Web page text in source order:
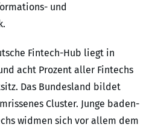
und
Fintech-Hub liegt in
acht Prozent aller Fintechs
Das Bundesland bildet
Cluster. Junge baden-
widmen sich vor allem dem